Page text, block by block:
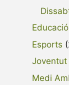
Educació
Esports
Joventut
Medi